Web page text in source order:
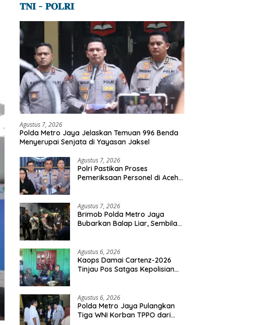
𝐓𝐍𝐈 – 𝐏𝐎𝐋𝐑𝐈
Agustus 7, 2026
Polda Metro Jaya Jelaskan Temuan 996 Benda
Menyerupai Senjata di Yayasan Jaksel
Agustus 7, 2026
Polri Pastikan Proses
Pemeriksaan Personel di Aceh
Agustus 7, 2026
Brimob Polda Metro Jaya
Bubarkan Balap Liar, Sembilan
Agustus 6, 2026
Kaops Damai Cartenz-2026
Tinjau Pos Satgas Kepolisian
Bersama Masyarakat
Agustus 6, 2026
Polda Metro Jaya Pulangkan
Tiga WNI Korban TPPO dari